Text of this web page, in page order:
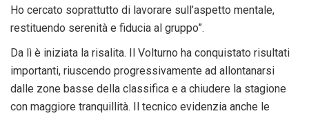
Ho cercato soprattutto di lavorare sull’aspetto mentale,
restituendo serenità e fiducia al gruppo”.
Da lì è iniziata la risalita. Il Volturno ha conquistato risultati
importanti, riuscendo progressivamente ad allontanarsi
dalle zone basse della classifica e a chiudere la stagione
con maggiore tranquillità. Il tecnico evidenzia anche le